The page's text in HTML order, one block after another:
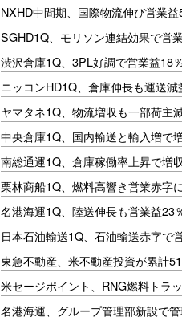
NXHD中間期、国際物流伸び営業
SGHD1Q、モリソン連結効果で営
渋沢倉庫1Q、3PL好調で営業益18
ニッコンHD1Q、倉庫伸長も運送減
ヤマタネ1Q、物流増収も一部荷主
中央倉庫1Q、国内輸送と輸入増で
南総通運1Q、倉庫稼働率上昇で増
栗林商船1Q、燃料高響き営業赤字
名港海運1Q、陸送伸長も営業益23
日本石油輸送1Q、石油輸送赤字で
東急不動産、米不動産投資が累計
米セージポイント、RNG燃料トラ
名港海運、グループ管理部新設で